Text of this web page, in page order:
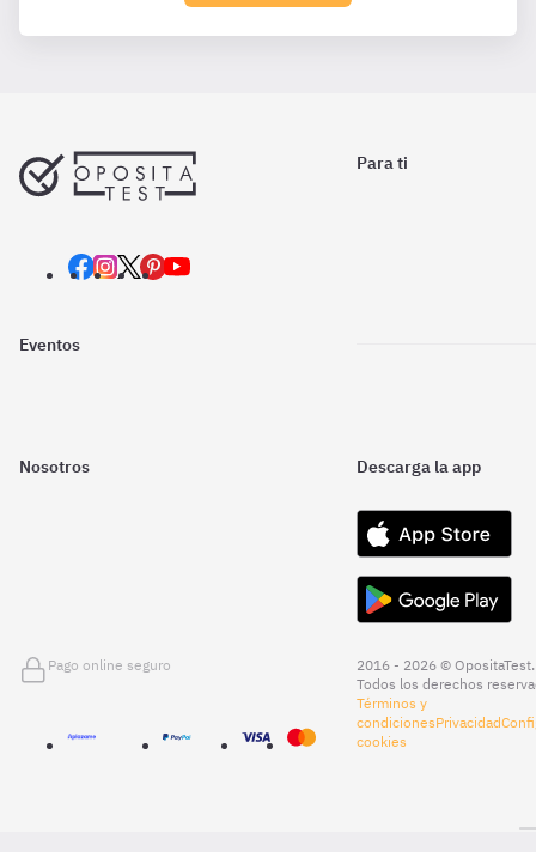
Para ti
Eventos
Nosotros Descarga la app
Pago online seguro
2016 - 2026 © OpositaTest.
Todos los derechos
Términos y
condicionesPrivacidad
cookies